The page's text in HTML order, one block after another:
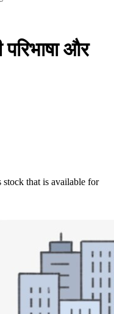
और
that is available for